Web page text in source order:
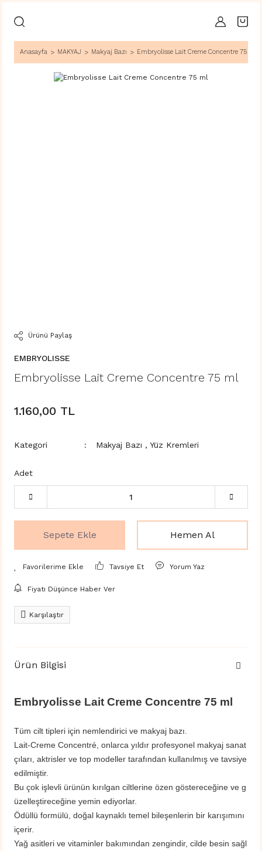
Anasayfa MAKYAJ Makyaj Bazı Embryolisse Lait Creme Concentre 75 ml
Ürünü Paylaş
EMBRYOLISSE
Embryolisse Lait Creme Concentre 75 ml
1.160,00 TL
Kategori Makyaj Bazı , Yüz Kremleri
Adet
Sepete Ekle Hemen Al
Tavsiye Et Yorum Yaz
Fiyatı Düşünce Haber Ver
Karşılaştır
Ürün Bilgisi
Embryolisse Lait Creme Concentre 75 ml
Tüm cilt tipleri için nemlendirici ve makyaj bazı.
Lait-Creme Concentré, onlarca yıldır profesyonel makyaj sanat
çıları, aktrisler ve top modeller tarafından kullanılmış ve tavsiye
edilmiştir.
Bu çok işlevli ürünün kırılgan ciltlerine özen göstereceğine ve g
üzelleştireceğine yemin ediyorlar.
Ödüllü formülü, doğal kaynaklı temel bileşenlerin bir karışımını
içerir.
Yağ asitleri ve vitaminler bakımından zengindir, cilde besin sağl